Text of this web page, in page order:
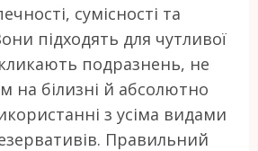
сумісності та
підходять для чутливої
подразнень, не
на білизні й абсолютно
з усіма видами
Правильний